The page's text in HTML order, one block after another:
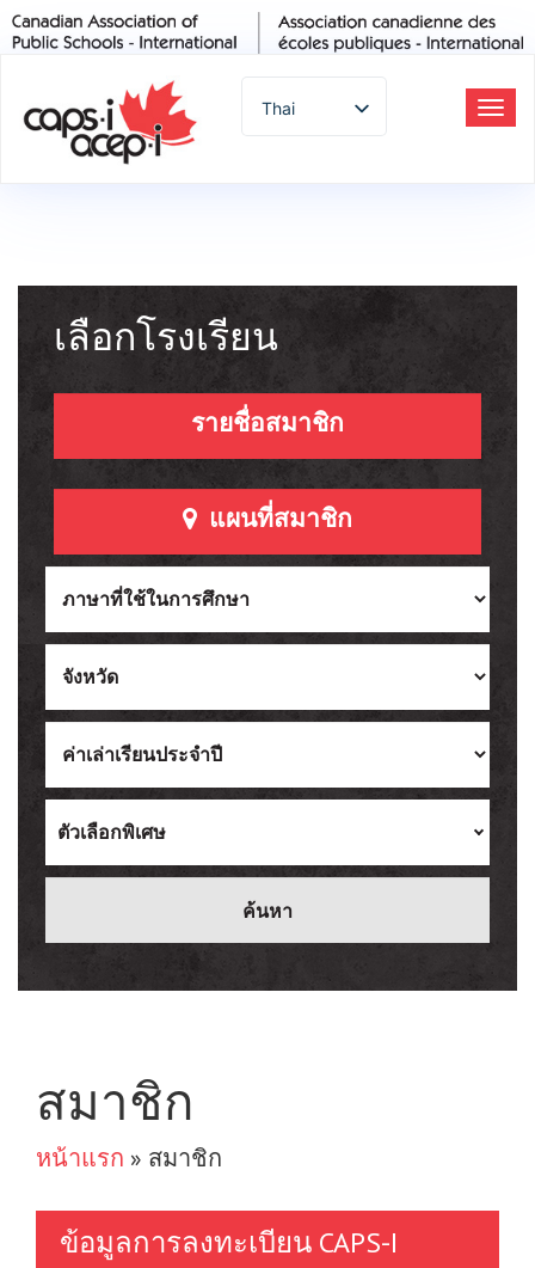
Thai
Italian
Arabic
Japanese
Korean
Chinese
Turkish
Ukrainian
Vietnamese
สลับ
เลือกโรงเรียน
รายชื่อสมาชิก
แผนที่สมาชิก
ตัวเลือกพิเศษ
สมาชิก
หน้าแรก » สมาชิก
ข้อมูลการลงทะเบียน CAPS-I